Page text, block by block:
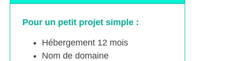
Pour un petit projet simple :
Hébergement 12 mois
Nom de domaine